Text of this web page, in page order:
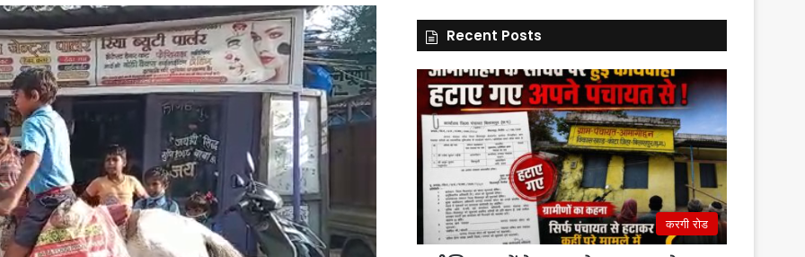
Recent Posts
करगी रोड